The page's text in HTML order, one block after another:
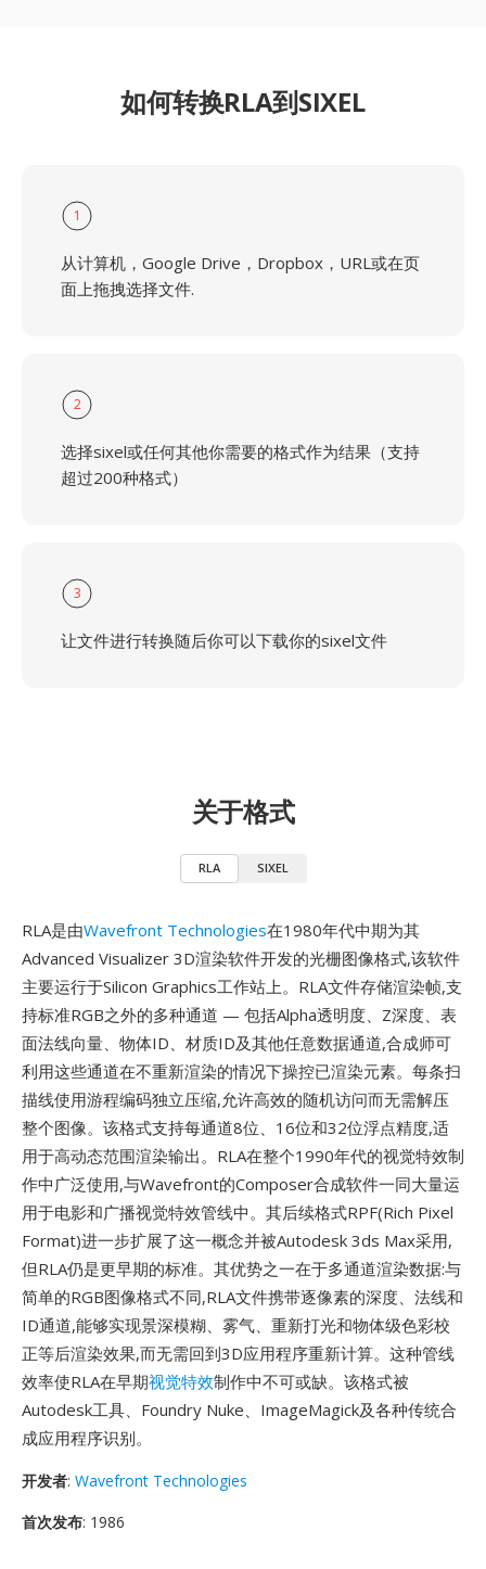
如何转换RLA到SIXEL
1
从计算机，Google Drive，Dropbox，URL或在页
面上拖拽选择文件.
2
选择sixel或任何其他你需要的格式作为结果（支持
超过200种格式）
3
让文件进行转换随后你可以下载你的sixel文件
关于格式
RLA SIXEL
RLA是由Wavefront Technologies在1980年代中期为其
Advanced Visualizer 3D渲染软件开发的光栅图像格式,该软件
主要运行于Silicon Graphics工作站上。RLA文件存储渲染帧,支
持标准RGB之外的多种通道 — 包括Alpha透明度、Z深度、表
面法线向量、物体ID、材质ID及其他任意数据通道,合成师可
利用这些通道在不重新渲染的情况下操控已渲染元素。每条扫
描线使用游程编码独立压缩,允许高效的随机访问而无需解压
整个图像。该格式支持每通道8位、16位和32位浮点精度,适
用于高动态范围渲染输出。RLA在整个1990年代的视觉特效制
作中广泛使用,与Wavefront的Composer合成软件一同大量运
用于电影和广播视觉特效管线中。其后续格式RPF(Rich Pixel
Format)进一步扩展了这一概念并被Autodesk 3ds Max采用,
但RLA仍是更早期的标准。其优势之一在于多通道渲染数据:与
简单的RGB图像格式不同,RLA文件携带逐像素的深度、法线和
ID通道,能够实现景深模糊、雾气、重新打光和物体级色彩校
正等后渲染效果,而无需回到3D应用程序重新计算。这种管线
效率使RLA在早期视觉特效制作中不可或缺。该格式被
Autodesk工具、Foundry Nuke、ImageMagick及各种传统合
成应用程序识别。
开发者: Wavefront Technologies
首次发布: 1986